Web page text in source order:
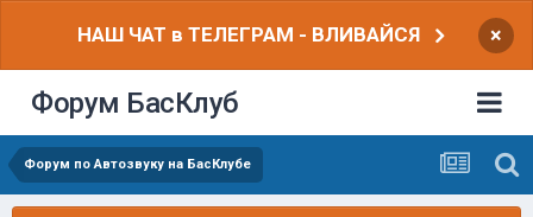
НАШ ЧАТ в ТЕЛЕГРАМ - ВЛИВАЙСЯ ×
Форум БасКлуб
Форум по Автозвуку на БасКлубе